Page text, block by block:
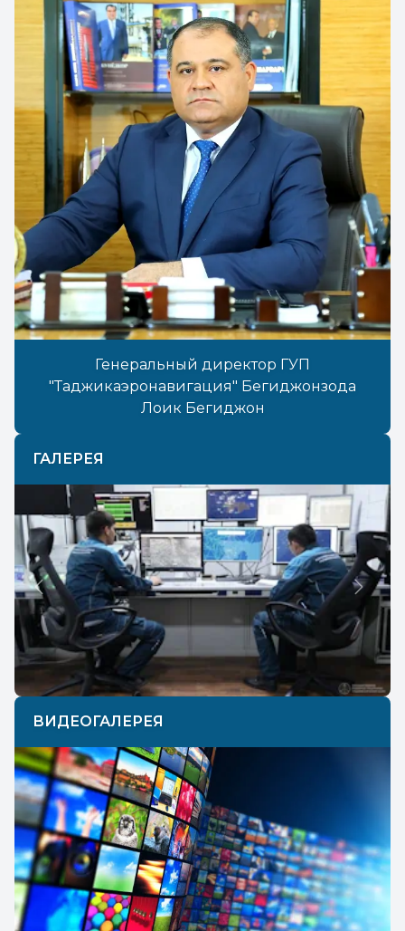
Генеральный директор ГУП
"Таджикаэронавигация" Бегиджонзода
Лоик Бегиджон
ГАЛЕРЕЯ
Previous Next
ВИДЕОГАЛЕРЕЯ